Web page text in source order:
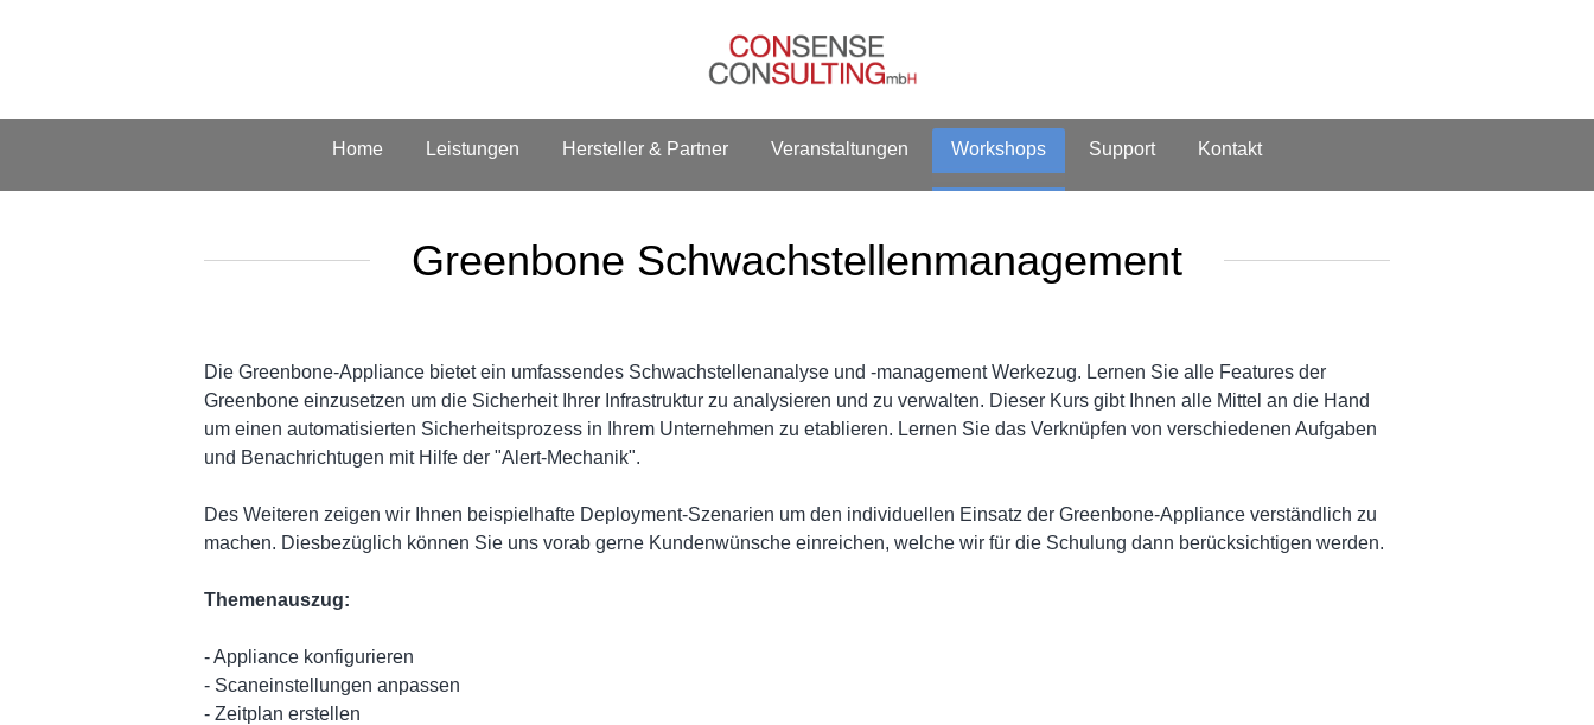
Home Leistungen Hersteller & Partner Veranstaltungen Workshops Support Kontakt
Greenbone Schwachstellenmanagement
Die Greenbone-Appliance bietet ein umfassendes Schwachstellenanalyse und -management Werkezug. Lernen Sie alle Features der
Greenbone einzusetzen um die Sicherheit Ihrer Infrastruktur zu analysieren und zu verwalten. Dieser Kurs gibt Ihnen alle Mittel an die Hand
um einen automatisierten Sicherheitsprozess in Ihrem Unternehmen zu etablieren. Lernen Sie das Verknüpfen von verschiedenen Aufgaben
und Benachrichtugen mit Hilfe der "Alert-Mechanik".
Des Weiteren zeigen wir Ihnen beispielhafte Deployment-Szenarien um den individuellen Einsatz der Greenbone-Appliance verständlich zu
machen. Diesbezüglich können Sie uns vorab gerne Kundenwünsche einreichen, welche wir für die Schulung dann berücksichtigen werden.
Themenauszug:
- Appliance konfigurieren
- Scaneinstellungen anpassen
- Zeitplan erstellen